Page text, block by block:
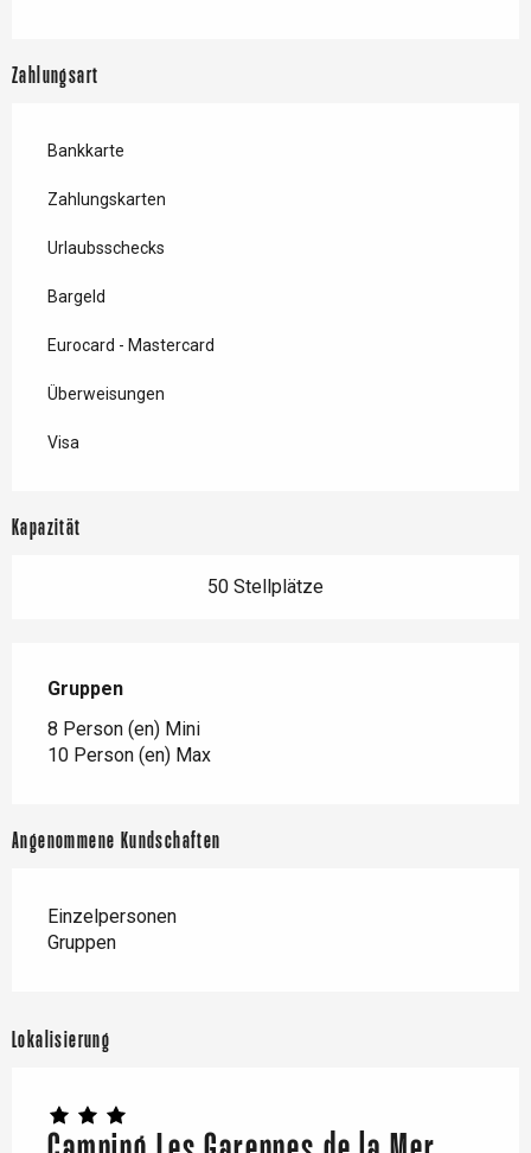
Zahlungsart
Bankkarte
Zahlungskarten
Urlaubsschecks
Bargeld
Eurocard - Mastercard
Überweisungen
Visa
Kapazität
50 Stellplätze
Gruppen
Gruppen
8 Person (en) Mini
10 Person (en) Max
Angenommene Kundschaften
Einzelpersonen
Gruppen
Lokalisierung